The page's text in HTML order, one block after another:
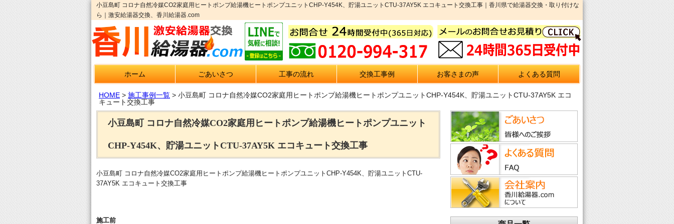
小豆島町 コロナ自然冷媒CO2家庭用ヒートポンプ給湯機ヒートポンプユニットCHP-Y454K、貯湯ユニットCTU-37AY5K エコキュート交換工事｜香川県で給湯器交換・取り付けな
ら｜激安給湯器交換、香川給湯器.com
ホーム ごあいさつ 工事の流れ 交換工事例 お客さまの声 よくある質問
HOME > 施工事例一覧 > 小豆島町 コロナ自然冷媒CO2家庭用ヒートポンプ給湯機ヒートポンプユニットCHP-Y454K、貯湯ユニットCTU-37AY5K エコ
キュート交換工事
小豆島町 コロナ自然冷媒CO2家庭用ヒートポンプ給湯機ヒートポンプユニット
CHP-Y454K、貯湯ユニットCTU-37AY5K エコキュート交換工事
小豆島町 コロナ自然冷媒CO2家庭用ヒートポンプ給湯機ヒートポンプユニットCHP-Y454K、貯湯ユニットCTU-
37AY5K エコキュート交換工事
施工前